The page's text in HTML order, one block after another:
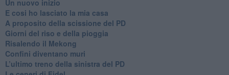
Un nuovo inizio
​E cosi ho lasciato la mia casa
A proposito della scissione del PD
​Giorni del riso e della pioggia
Risalendo il Mekong
Confini diventano muri
L’ultimo treno della sinistra del PD